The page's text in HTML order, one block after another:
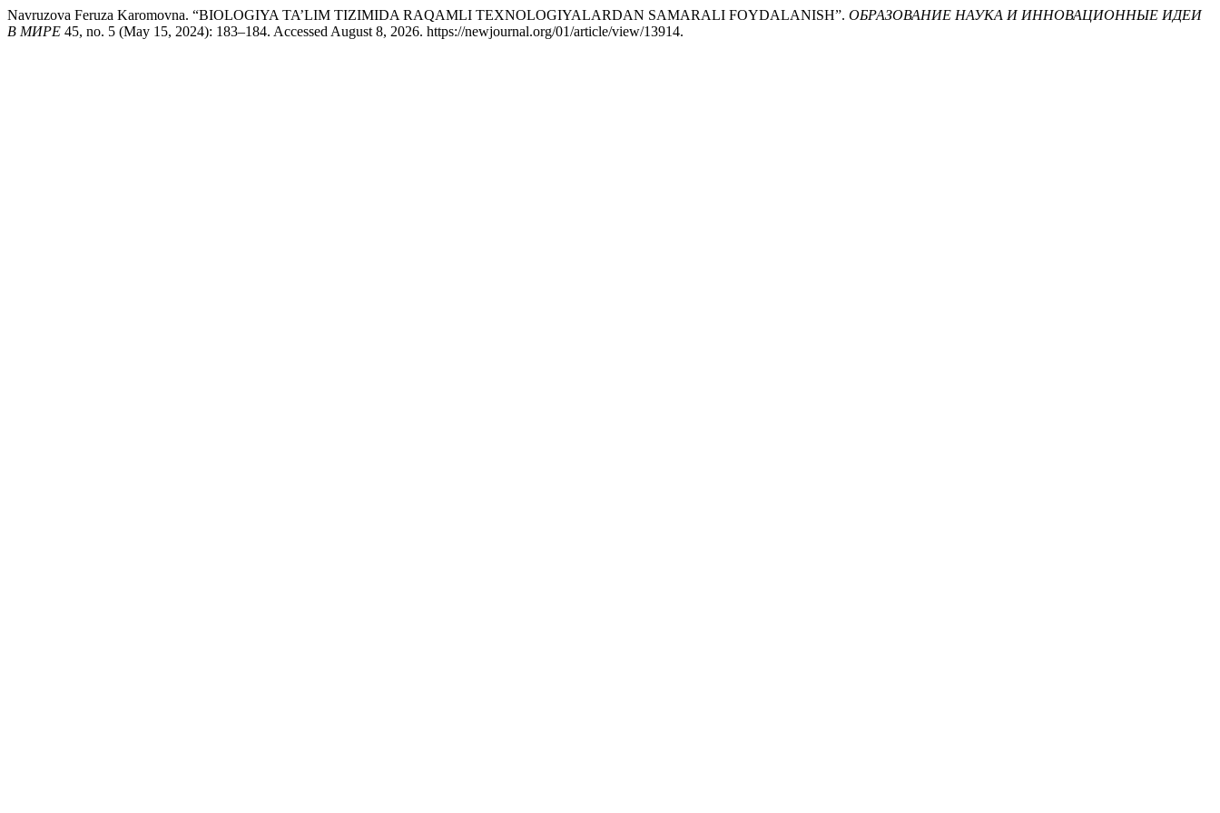
Navruzova Feruza Karomovna. “BIOLOGIYA TA’LIM TIZIMIDA RAQAMLI TEXNOLOGIYALARDAN SAMARALI FOYDALANISH”. ОБРАЗОВАНИЕ НАУКА И ИННОВАЦИОННЫЕ ИДЕИ
В МИРЕ 45, no. 5 (May 15, 2024): 183–184. Accessed August 8, 2026. https://newjournal.org/01/article/view/13914.